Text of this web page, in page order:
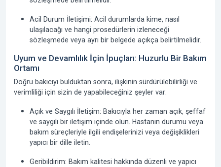
Acil Durum İletişimi: Acil durumlarda kime, nasıl
ulaşılacağı ve hangi prosedürlerin izleneceği
sözleşmede veya ayrı bir belgede açıkça belirtilmelidir.
Uyum ve Devamlılık İçin İpuçları: Huzurlu Bir Bakım
Ortamı
Doğru bakıcıyı bulduktan sonra, ilişkinin sürdürülebilirliği ve
verimliliği için sizin de yapabileceğiniz şeyler var:
Açık ve Saygılı İletişim: Bakıcıyla her zaman açık, şeffaf
ve saygılı bir iletişim içinde olun. Hastanın durumu veya
bakım süreçleriyle ilgili endişelerinizi veya değişiklikleri
yapıcı bir dille iletin.
Geribildirim: Bakım kalitesi hakkında düzenli ve yapıcı